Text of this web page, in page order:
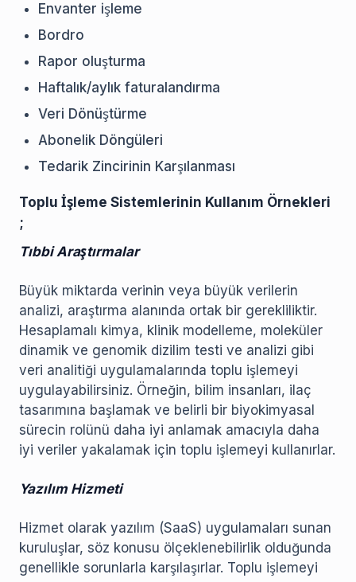
Envanter işleme
Bordro
Rapor oluşturma
Haftalık/aylık faturalandırma
Veri Dönüştürme
Abonelik Döngüleri
Tedarik Zincirinin Karşılanması
Toplu İşleme Sistemlerinin Kullanım Örnekleri
;
Tıbbi Araştırmalar
Büyük miktarda verinin veya büyük verilerin
analizi, araştırma alanında ortak bir gerekliliktir.
Hesaplamalı kimya, klinik modelleme, moleküler
dinamik ve genomik dizilim testi ve analizi gibi
veri analitiği uygulamalarında toplu işlemeyi
uygulayabilirsiniz. Örneğin, bilim insanları, ilaç
tasarımına başlamak ve belirli bir biyokimyasal
sürecin rolünü daha iyi anlamak amacıyla daha
iyi veriler yakalamak için toplu işlemeyi kullanırlar.
Yazılım Hizmeti
Hizmet olarak yazılım (SaaS) uygulamaları sunan
kuruluşlar, söz konusu ölçeklenebilirlik olduğunda
genellikle sorunlarla karşılaşırlar. Toplu işlemeyi